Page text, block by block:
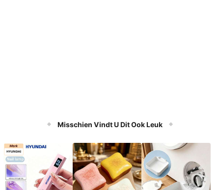
Misschien Vindt U Dit Ook Leuk